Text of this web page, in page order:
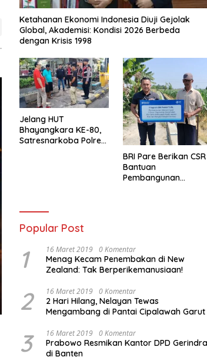
Ketahanan Ekonomi Indonesia Diuji Gejolak
Global, Akademisi: Kondisi 2026 Berbeda
dengan Krisis 1998
Jelang HUT
Bhayangkara KE-80,
Satresnarkoba Polres
BRI Pare Berikan CSR
Bantuan
Pembangunan
Popular Post
1 16 Maret 2019 0 Komentar
Menag Kecam Penembakan di New
Zealand: Tak Berperikemanusiaan!
2 16 Maret 2019 0 Komentar
2 Hari Hilang, Nelayan Tewas
Mengambang di Pantai Cipalawah Garut
3 16 Maret 2019 0 Komentar
Prabowo Resmikan Kantor DPD Gerindra
di Banten